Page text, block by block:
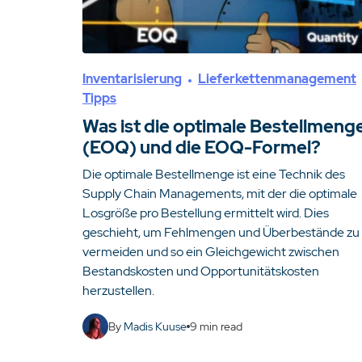
Inventarisierung
Lieferkettenmanagement
Tipps
Was ist die optimale
(EOQ) und die EOQ-Formel?
Die optimale Bestellmenge ist eine Technik des
Supply Chain Managements, mit der die optimale
Losgröße pro Bestellung ermittelt wird. Dies
geschieht, um Fehlmengen und Überbestände zu
vermeiden und so ein Gleichgewicht zwischen
Bestandskosten und Opportunitätskosten
herzustellen.
By Madis Kuuse 9 min read